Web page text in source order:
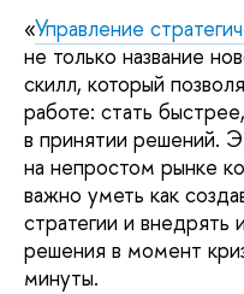
«Управление
не только название
скилл, который
работе: стать
в принятии решений.
на непростом рынке
важно уметь как
стратегии и внедрять
решения в момент
минуты.